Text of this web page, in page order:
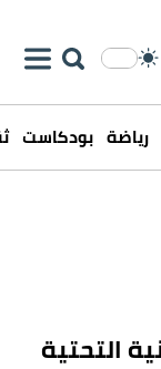
رياضة بودكاست
التحتية